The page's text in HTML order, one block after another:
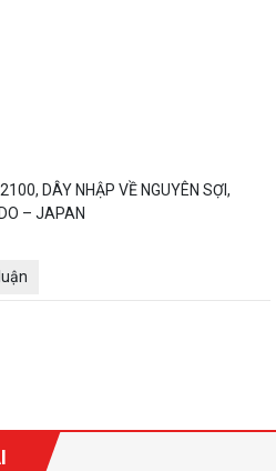
DÂY NHẬP VỀ NGUYÊN SỢI,
– JAPAN